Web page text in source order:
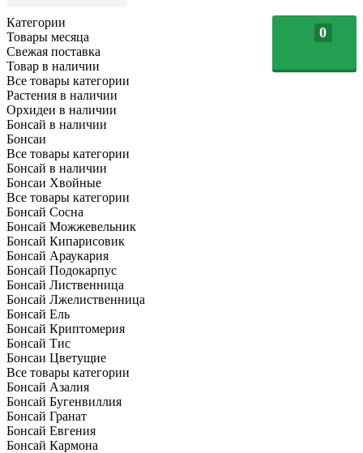
0
Категории
Товары месяца
Свежая поставка
Товар в наличии
Все товары категории
Растения в наличии
Орхидеи в наличии
Бонсай в наличии
Бонсаи
Все товары категории
Бонсай в наличии
Бонсаи Хвойные
Все товары категории
Бонсай Сосна
Бонсай Можжевельник
Бонсай Кипарисовик
Бонсай Араукария
Бонсай Подокарпус
Бонсай Лиственница
Бонсай Лжелиственница
Бонсай Ель
Бонсай Криптомерия
Бонсай Тис
Бонсаи Цветущие
Все товары категории
Бонсай Азалия
Бонсай Бугенвиллия
Бонсай Гранат
Бонсай Евгения
Бонсай Кармона